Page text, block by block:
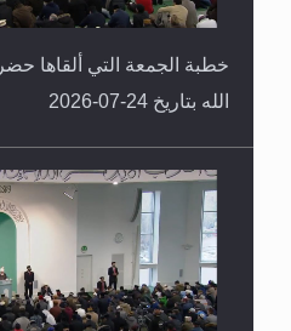
خطبة الجمعة التي ألقاها
الله بتاريخ 24-07-2026